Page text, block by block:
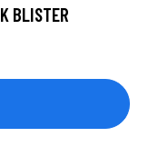
BLISTER